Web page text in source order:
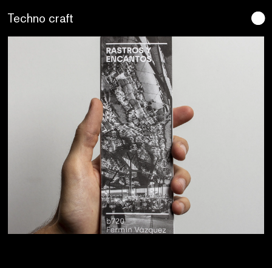
Lo artesano es más sano